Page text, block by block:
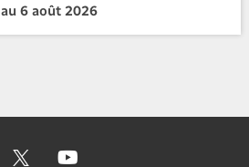
au 6 août 2026